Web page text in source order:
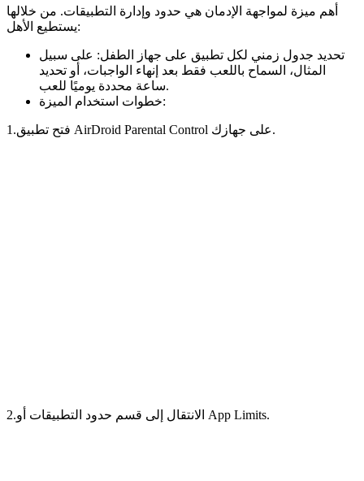
أهم ميزة لمواجهة الإدمان هي حدود وإدارة التطبيقات. من خلالها
يستطيع الأهل:
تحديد جدول زمني لكل تطبيق على جهاز الطفل: على سبيل
المثال، السماح باللعب فقط بعد إنهاء الواجبات، أو تحديد
ساعة محددة يوميًا للعب.
خطوات استخدام الميزة:
1.فتح تطبيق AirDroid Parental Control على جهازك.
2.الانتقال إلى قسم حدود التطبيقات أو App Limits.